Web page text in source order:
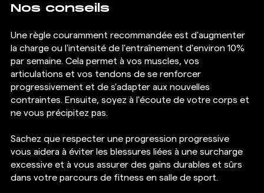
Nos conseils
Une règle couramment recommandée est d'augmenter
la charge ou l'intensité de l'entraînement d'environ 10%
par semaine. Cela permet à vos muscles, vos
articulations et vos tendons de se renforcer
progressivement et de s'adapter aux nouvelles
contraintes. Ensuite, soyez à l'écoute de votre corps et
ne vous précipitez pas.
Sachez que respecter une progression progressive
vous aidera à éviter les blessures liées à une surcharge
excessive et à vous assurer des gains durables et sûrs
dans votre parcours de fitness en salle de sport.